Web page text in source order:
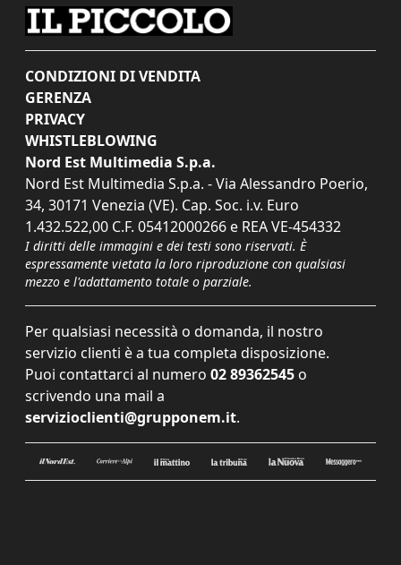
CONDIZIONI DI VENDITA
GERENZA
PRIVACY
WHISTLEBLOWING
Nord Est Multimedia S.p.a.
Nord Est Multimedia S.p.a. - Via Alessandro Poerio,
34, 30171 Venezia (VE). Cap. Soc. i.v. Euro
1.432.522,00 C.F. 05412000266 e REA VE-454332
I diritti delle immagini e dei testi sono riservati. È
espressamente vietata la loro riproduzione con qualsiasi
mezzo e l'adattamento totale o parziale.
Per qualsiasi necessità o domanda, il nostro
servizio clienti è a tua completa disposizione.
Puoi contattarci al numero 02 89362545 o
scrivendo una mail a
servizioclienti@grupponem.it.